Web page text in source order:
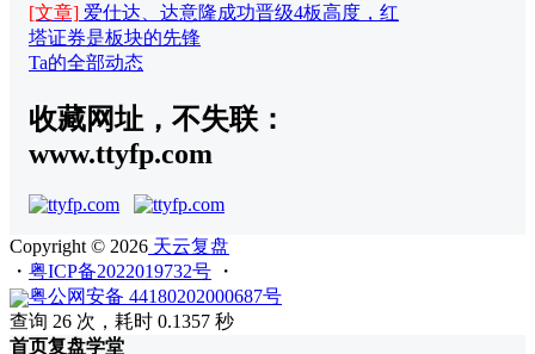
[文章] 爱仕达、达意隆成功晋级4板高度，红
塔证券是板块的先锋
Ta的全部动态
收藏网址，不失联：
www.ttyfp.com
Copyright © 2026 天云复盘
・ 粤ICP备2022019732号
・
粤公网安备 44180202000687号
查询 26 次，耗时 0.1357 秒
首页复盘学堂